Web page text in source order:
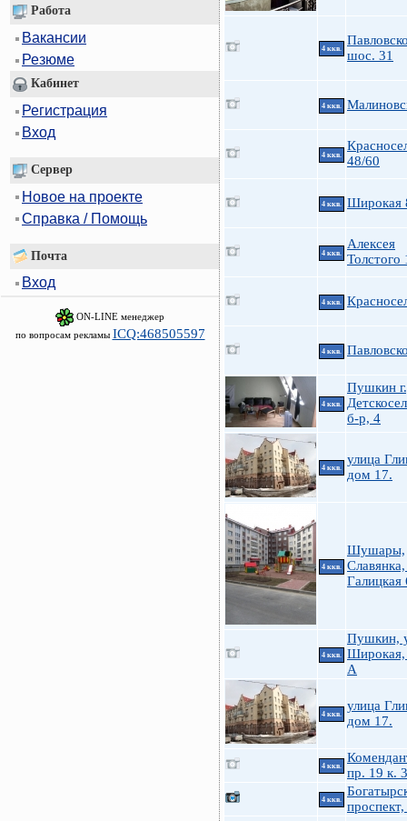
Работа
Вакансии
Резюме
Кабинет
Регистрация
Вход
Сервер
Новое на проекте
Справка / Помощь
Почта
Вход
ON-LINE менеджер
по вопросам рекламы ICQ:468505597
4 ккв.
шос. 31
4 ккв.
4 ккв.
48/60
4 ккв. Широкая
4 ккв.
Алексея
Толстого
4 ккв.
4 ккв.
4 ккв.
Пушкин
б-р, 4
4 ккв.
улица
дом 17.
4 ккв.
Шушары,
Галицкая
4 ккв.
Пушкин,
А
4 ккв.
улица
дом 17.
4 ккв.
пр. 19 к. 3
4 ккв.